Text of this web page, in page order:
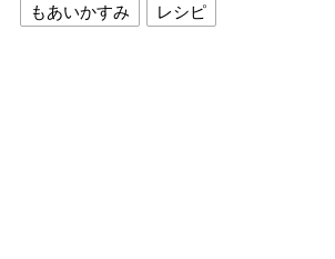
もあいかすみ
レシピ